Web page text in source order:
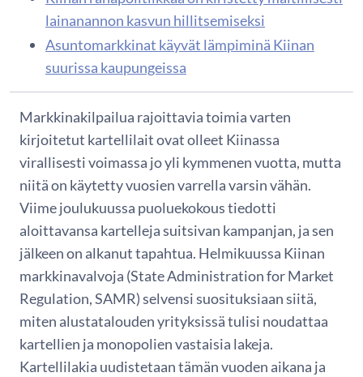
lainanannon kasvun hillitsemiseksi
Asuntomarkkinat käyvät lämpiminä Kiinan
suurissa kaupungeissa
Markkinakilpailua rajoittavia toimia varten
kirjoitetut kartellilait ovat olleet Kiinassa
virallisesti voimassa jo yli kymmenen vuotta, mutta
niitä on käytetty vuosien varrella varsin vähän.
Viime joulukuussa puoluekokous tiedotti
aloittavansa kartelleja suitsivan kampanjan, ja sen
jälkeen on alkanut tapahtua. Helmikuussa Kiinan
markkinavalvoja (State Administration for Market
Regulation, SAMR) selvensi suosituksiaan siitä,
miten alustatalouden yrityksissä tulisi noudattaa
kartellien ja monopolien vastaisia lakeja.
Kartellilakia uudistetaan tämän vuoden aikana ja